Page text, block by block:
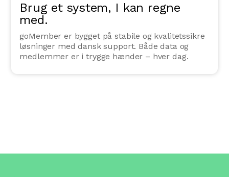
Brug et system, I kan regne
med.
goMember er bygget på stabile og kvalitetssikre
løsninger med dansk support. Både data og
medlemmer er i trygge hænder – hver dag.